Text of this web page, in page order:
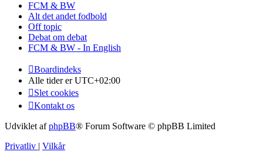
FCM & BW
Alt det andet fodbold
Off topic
Debat om debat
FCM & BW - In English
Boardindeks
Alle tider erUTC+02:00
Slet cookies
Kontakt os
Udviklet afphpBB® Forum Software © phpBB Limited
Privatliv
Vilkår